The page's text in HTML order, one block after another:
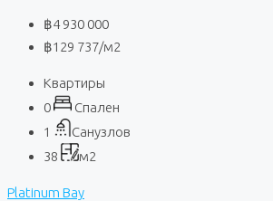
฿4 930 000
฿129 737/м2
Квартиры
0
Спален
1
Санузлов
38
м2
Platinum Bay